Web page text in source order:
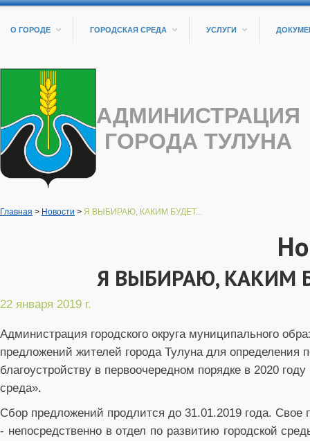
О ГОРОДЕ ГОРОДСКАЯ СРЕДА УСЛУГИ
АДМИНИСТРАЦИЯ
ГОРОДА ТУЛУНА
Главная > Новости > Я ВЫБИРАЮ, КАКИМ БУДЕТ...
Я ВЫБИРАЮ, КАКИМ
22 января 2019 г.
Администрация городского округа муниципального
предложений жителей города Тулуна для
благоустройству в первоочередном порядке в 2020
среда».
Сбор предложений продлится до 31.01.2019 года.
- непосредственно в отдел по развитию городской